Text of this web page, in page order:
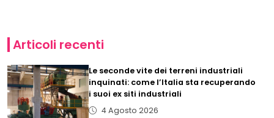
Articoli recenti
Le seconde vite dei terreni industriali
inquinati: come l’Italia sta recuperando
i suoi ex siti industriali
4 Agosto 2026